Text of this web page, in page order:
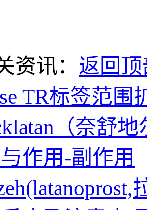
资讯： 返回顶
TR标签范围
（奈舒
作用-副作用